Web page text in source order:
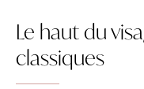
Le haut du
classiques